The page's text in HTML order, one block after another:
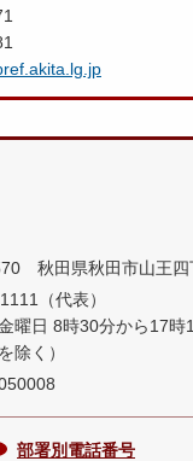
秋田県秋田市山王四
（代表）
曜日 8時30分から17時
除く）
部署別電話番号